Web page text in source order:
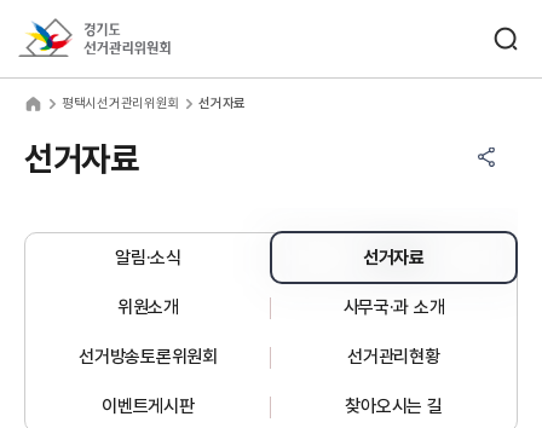
평택시선거관리위원회 선거자료
선거자료
알림·소식 선거자료
위원소개 사무국·과 소개
선거방송토론위원회 선거관리현황
이벤트게시판 찾아오시는 길